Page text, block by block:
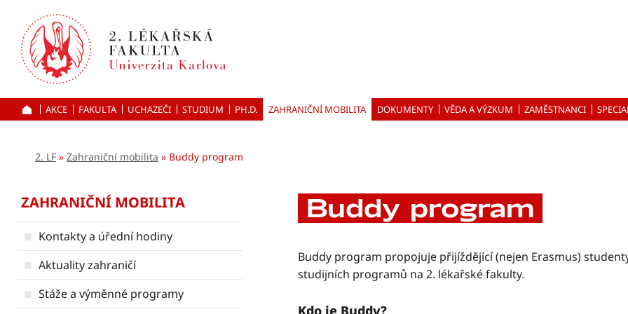
k hlavnímu
obsahu
ÚVOD
AKCE FAKULTA UCHAZEČI STUDIUM PH.D. ZAHRANIČNÍ MOBILITA DOKUMENTY VĚDA A VÝZKUM ZAMĚSTNANCI
2. LF Zahraniční mobilita Buddy program
ZAHRANIČNÍ MOBILITA
Kontakty a úřední hodiny
Aktuality zahraničí
Stáže a výměnné programy
Buddy program
Buddy program propojuje přijíždějící (nejen Erasmus)
studijních programů na 2. lékařské fakulty.
Kdo je Buddy?